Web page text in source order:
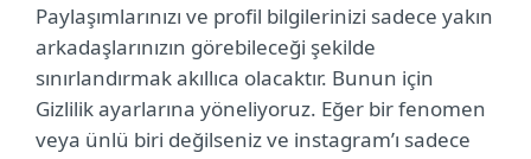
Paylaşımlarınızı ve profil bilgilerinizi sadece yakın
arkadaşlarınızın görebileceği şekilde
sınırlandırmak akıllıca olacaktır. Bunun için
Gizlilik ayarlarına yöneliyoruz. Eğer bir fenomen
veya ünlü biri değilseniz ve instagram’ı sadece